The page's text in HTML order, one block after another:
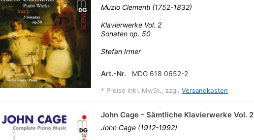
Muzio Clementi (1752-1832)
Klavierwerke Vol. 2
Sonaten op. 50
Stefan Irmer
Art.-Nr. MDG 618 0652-2
* Preise inkl. MwSt., zzgl. Versandkosten
John Cage - Sämtliche Klavierwerke Vol. 2
John Cage (1912-1992)